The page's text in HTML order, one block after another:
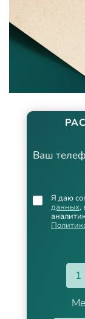
Ваш
1
Я даю
данных,